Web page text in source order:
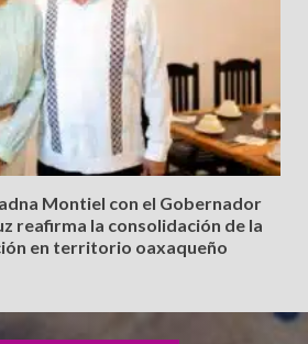
Montiel con el Gobernador
reafirma la consolidación de la
en territorio oaxaqueño